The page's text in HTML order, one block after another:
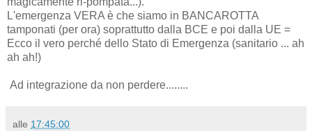
L'emergenza VERA è che siamo in BANCAROTTA
tamponati (per ora) soprattutto dalla BCE e poi dalla UE =
Ecco il vero perché dello Stato di Emergenza (sanitario ... ah
ah ah!)
Ad integrazione da non perdere........
alle 17:45:00